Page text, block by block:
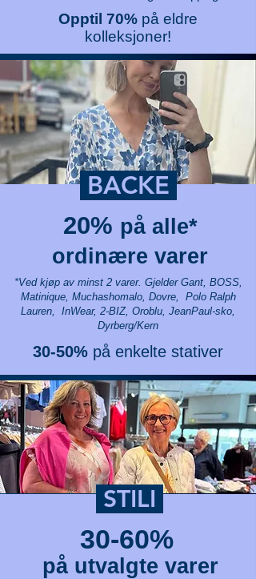
Opptil 70% på eldre
kolleksjoner!
BACKE
20% på alle*
ordinære varer
*Ved kjøp av minst 2 varer. Gjelder Gant, BOSS,
Matinique, Muchashomalo, Dovre, Polo Ralph
Lauren, InWear, 2-BIZ, Oroblu, JeanPaul-sko,
Dyrberg/Kern
30-50% på enkelte stativer
STILI
30-60%
på utvalgte varer